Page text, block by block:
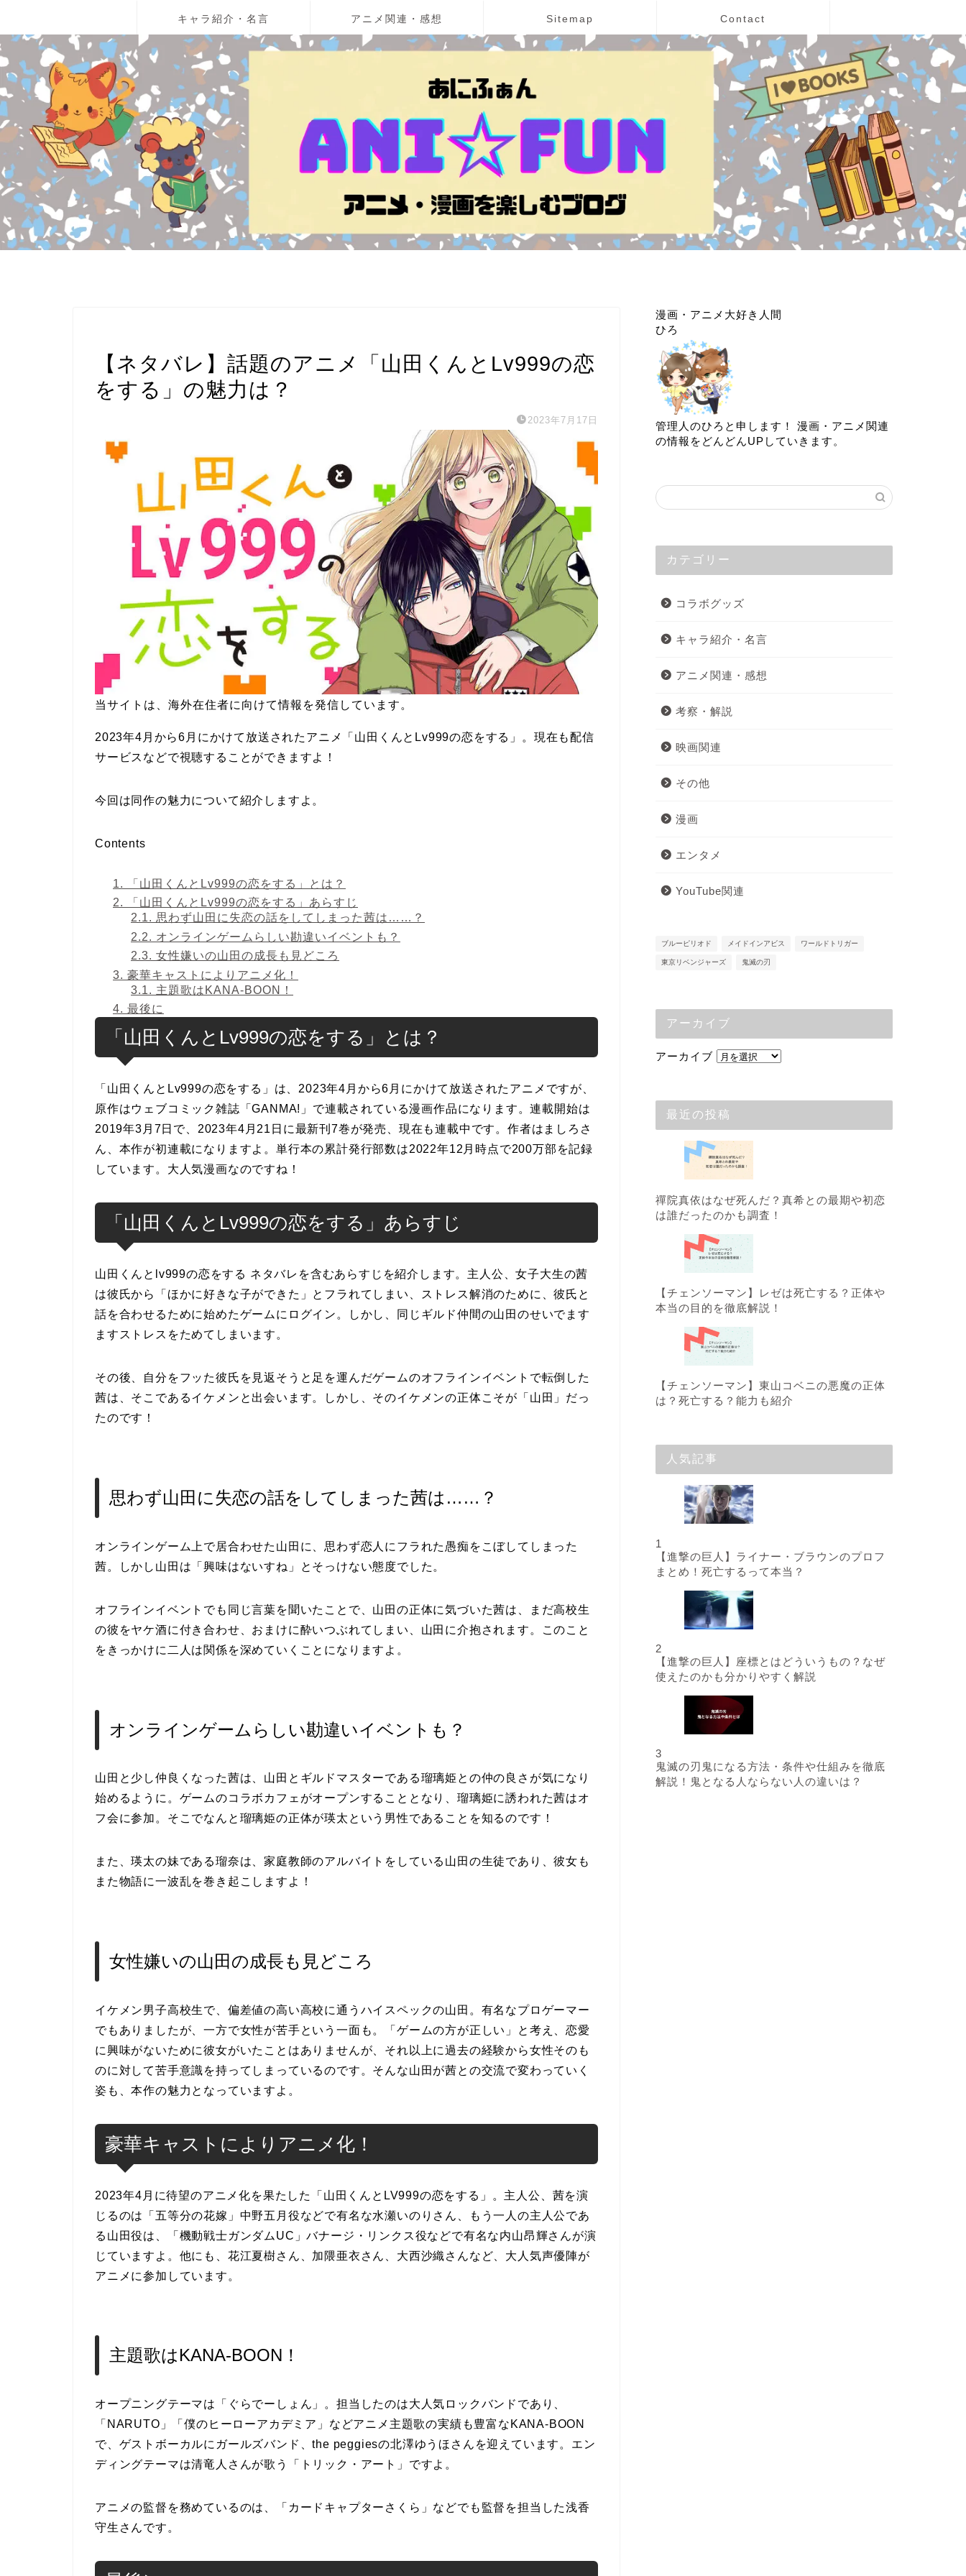
キャラ紹介・名言 アニメ関連・感想 Sitemap Contact
【ネタバレ】話題のアニメ「山田くんとLv999の恋
をする」の魅力は？
2023年7月17日
当サイトは、海外在住者に向けて情報を発信しています。
2023年4月から6月にかけて放送されたアニメ「山田くんとLv999の恋をする」。現在も配信
サービスなどで視聴することができますよ！
今回は同作の魅力について紹介しますよ。
Contents
1.
「山田くんとLv999の恋をする」とは？
2.
「山田くんとLv999の恋をする」あらすじ
2.1. 思わず山田に失恋の話をしてしまった茜は……？
2.2. オンラインゲームらしい勘違いイベントも？
2.3. 女性嫌いの山田の成長も見どころ
3. 豪華キャストによりアニメ化！
3.1. 主題歌はKANA-BOON！
4. 最後に
「山田くんとLv999の恋をする」とは？
「山田くんとLv999の恋をする」は、2023年4月から6月にかけて放送されたアニメですが、
原作はウェブコミック雑誌「GANMA!」で連載されている漫画作品になります。連載開始は
2019年3月7日で、2023年4月21日に最新刊7巻が発売、現在も連載中です。作者はましろさ
ん、本作が初連載になりますよ。単行本の累計発行部数は2022年12月時点で200万部を記録
しています。大人気漫画なのですね！
「山田くんとLv999の恋をする」あらすじ
山田くんとlv999の恋をする ネタバレを含むあらすじを紹介します。主人公、女子大生の茜
は彼氏から「ほかに好きな子ができた」とフラれてしまい、ストレス解消のために、彼氏と
話を合わせるために始めたゲームにログイン。しかし、同じギルド仲間の山田のせいでます
ますストレスをためてしまいます。
その後、自分をフッた彼氏を見返そうと足を運んだゲームのオフラインイベントで転倒した
茜は、そこであるイケメンと出会います。しかし、そのイケメンの正体こそが「山田」だっ
たのです！
思わず山田に失恋の話をしてしまった茜は……？
オンラインゲーム上で居合わせた山田に、思わず恋人にフラれた愚痴をこぼしてしまった
茜。しかし山田は「興味はないすね」とそっけない態度でした。
オフラインイベントでも同じ言葉を聞いたことで、山田の正体に気づいた茜は、まだ高校生
の彼をヤケ酒に付き合わせ、おまけに酔いつぶれてしまい、山田に介抱されます。このこと
をきっかけに二人は関係を深めていくことになりますよ。
オンラインゲームらしい勘違いイベントも？
山田と少し仲良くなった茜は、山田とギルドマスターである瑠璃姫との仲の良さが気になり
始めるように。ゲームのコラボカフェがオープンすることとなり、瑠璃姫に誘われた茜はオ
フ会に参加。そこでなんと瑠璃姫の正体が瑛太という男性であることを知るのです！
また、瑛太の妹である瑠奈は、家庭教師のアルバイトをしている山田の生徒であり、彼女も
また物語に一波乱を巻き起こしますよ！
女性嫌いの山田の成長も見どころ
イケメン男子高校生で、偏差値の高い高校に通うハイスペックの山田。有名なプロゲーマー
でもありましたが、一方で女性が苦手という一面も。「ゲームの方が正しい」と考え、恋愛
に興味がないために彼女がいたことはありませんが、それ以上に過去の経験から女性そのも
のに対して苦手意識を持ってしまっているのです。そんな山田が茜との交流で変わっていく
姿も、本作の魅力となっていますよ。
豪華キャストによりアニメ化！
2023年4月に待望のアニメ化を果たした「山田くんとLV999の恋をする」。主人公、茜を演
じるのは「五等分の花嫁」中野五月役などで有名な水瀬いのりさん、もう一人の主人公であ
る山田役は、「機動戦士ガンダムUC」バナージ・リンクス役などで有名な内山昂輝さんが演
じていますよ。他にも、花江夏樹さん、加隈亜衣さん、大西沙織さんなど、大人気声優陣が
アニメに参加しています。
主題歌はKANA-BOON！
オープニングテーマは「ぐらでーしょん」。担当したのは大人気ロックバンドであり、
「NARUTO」「僕のヒーローアカデミア」などアニメ主題歌の実績も豊富なKANA-BOON
で、ゲストボーカルにガールズバンド、the peggiesの北澤ゆうほさんを迎えています。エン
ディングテーマは清竜人さんが歌う「トリック・アート」ですよ。
アニメの監督を務めているのは、「カードキャプターさくら」などでも監督を担当した浅香
守生さんです。
漫画・アニメ大好き人間
ひろ
管理人のひろと申します！ 漫画・アニメ関連
の情報をどんどんUPしていきます。
カテゴリー
コラボグッズ
キャラ紹介・名言
アニメ関連・感想
考察・解説
映画関連
その他
漫画
エンタメ
YouTube関連
ブルーピリオド メイドインアビス ワールドトリガー
東京リベンジャーズ 鬼滅の刃
アーカイブ
アーカイブ
最近の投稿
禪院真依はなぜ死んだ？真希との最期や初恋
は誰だったのかも調査！
【チェンソーマン】レゼは死亡する？正体や
本当の目的を徹底解説！
【チェンソーマン】東山コベニの悪魔の正体
は？死亡する？能力も紹介
人気記事
1
【進撃の巨人】ライナー・ブラウンのプロフ
まとめ！死亡するって本当？
2
【進撃の巨人】座標とはどういうもの？なぜ
使えたのかも分かりやすく解説
3
鬼滅の刃鬼になる方法・条件や仕組みを徹底
解説！鬼となる人ならない人の違いは？